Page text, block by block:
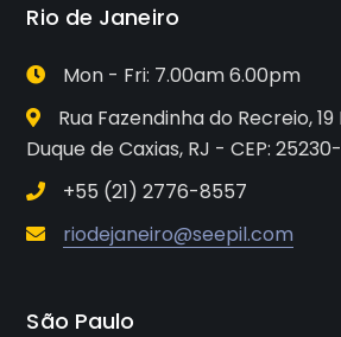
Rio de Janeiro
Mon - Fri: 7.00am 6.00pm
Rua Fazendinha do Recreio,
Duque de Caxias, RJ - CEP:
+55 (21) 2776-8557
riodejaneiro@seepil.com
São Paulo